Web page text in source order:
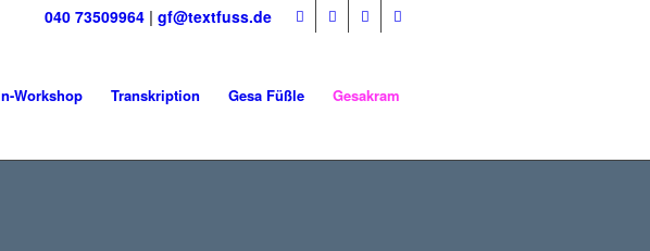
040 73509964 | gf@textfuss.de
Workshop Transkription Gesa Füßle Gesakram